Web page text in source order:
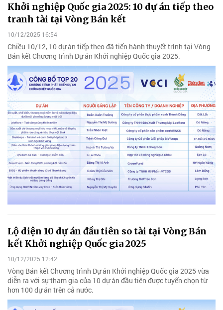
Khởi nghiệp Quốc gia 2025: 10 dự án tiếp theo
tranh tài tại Vòng Bán kết
10/12/2025 16:54
Chiều 10/12, 10 dự án tiếp theo đã tiến hành thuyết trình tại Vòng
Bán kết Chương trình Dự án Khởi nghiệp Quốc gia 2025.
Lộ diện 10 dự án đầu tiên so tài tại Vòng Bán
kết Khởi nghiệp Quốc gia 2025
10/12/2025 12:42
Vòng Bán kết Chương trình Dự án Khởi nghiệp Quốc gia 2025 vừa
diễn ra với sự tham gia của 10 dự án đầu tiên được tuyển chọn từ
hơn 100 dự án trên cả nước.